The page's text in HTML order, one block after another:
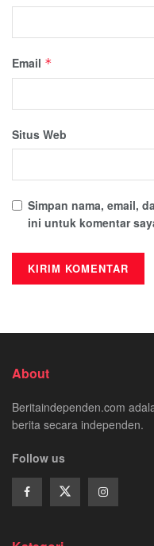
Email *
Situs Web
Simpan nama, email,
ini untuk komentar
About
Beritaindependen.com
berita secara independen.
Follow us